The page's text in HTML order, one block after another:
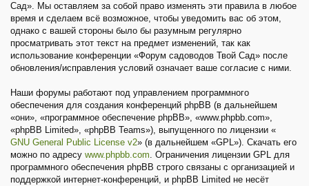
Сад». Мы оставляем за собой право изменять эти правила в любое
время и сделаем всё возможное, чтобы уведомить вас об этом,
однако с вашей стороны было бы разумным регулярно
просматривать этот текст на предмет изменений, так как
использование конференции «Форум садоводов Твой Сад» после
обновления/исправления условий означает ваше согласие с ними.
Наши форумы работают под управлением программного
обеспечения для создания конференций phpBB (в дальнейшем
«они», «программное обеспечение phpBB», «www.phpbb.com»,
«phpBB Limited», «phpBB Teams»), выпущенного по лицензии «
GNU General Public License v2» (в дальнейшем «GPL»). Скачать его
можно по адресу www.phpbb.com. Ограничения лицензии GPL для
программного обеспечения phpBB строго связаны с организацией и
поддержкой интернет-конференций, и phpBB Limited не несёт